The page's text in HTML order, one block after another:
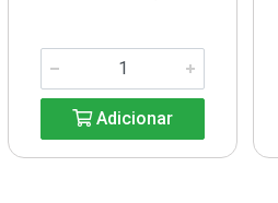
Adicionar